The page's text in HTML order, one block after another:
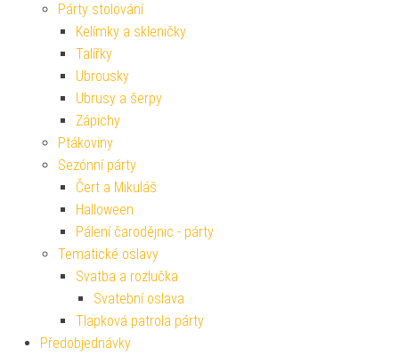
Párty stolování
Kelímky a skleničky
Talířky
Ubrousky
Ubrusy a šerpy
Zápichy
Ptákoviny
Sezónní párty
Čert a Mikuláš
Halloween
Pálení čarodějnic - párty
Tematické oslavy
Svatba a rozlučka
Svatební oslava
Tlapková patrola párty
Předobjednávky